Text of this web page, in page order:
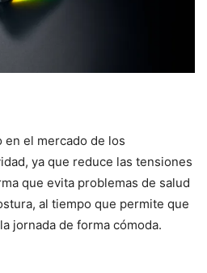
en el mercado de los
ya que reduce las tensiones
que evita problemas de salud
al tiempo que permite que
jornada de forma cómoda.